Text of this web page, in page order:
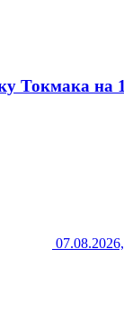
Токмака на